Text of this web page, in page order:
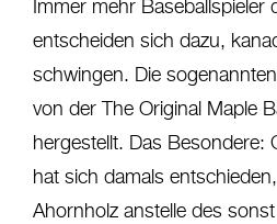
Immer mehr Baseballspieler
entscheiden sich dazu,
schwingen. Die
von der The Original Maple
hergestellt. Das Besondere:
hat sich damals
Ahornholz anstelle des